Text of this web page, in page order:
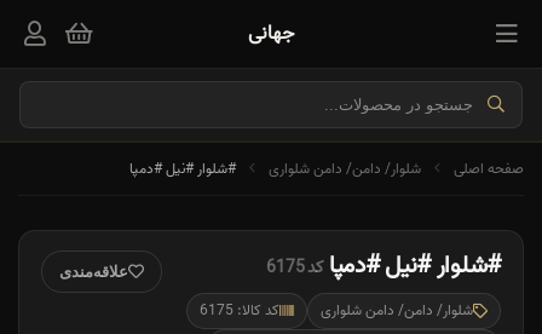
جهانی
صفحه اصلی شلوار/ دامن/ دامن شلواری #شلوار #نیل #دمپا
#شلوار #نیل #دمپاکد 6175
شلوار/ دامن/ دامن شلواری
کد کالا: 6175
علاقه‌مندی